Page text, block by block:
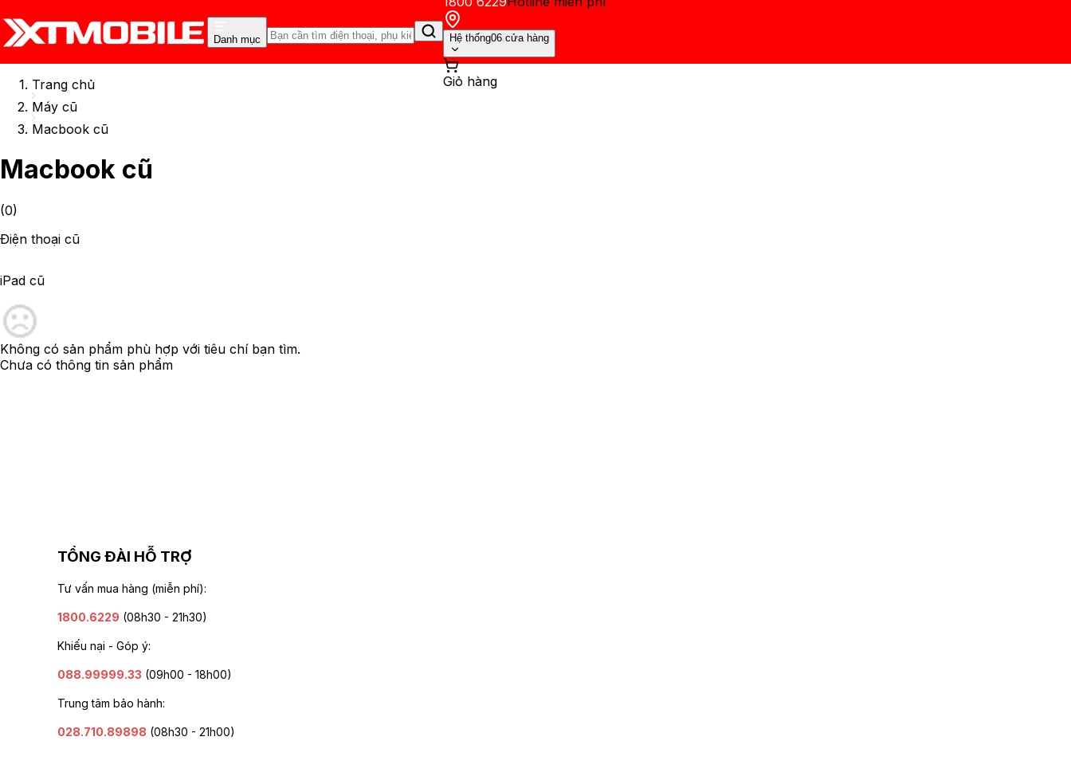
Danh mục Hệ thống06 cửa hàng
Giỏ hàng
Trang chủ
Máy cũ
Macbook cũ
Macbook cũ
(0)
Điện thoại cũ
iPad cũ
Không có sản phẩm phù hợp với tiêu chí bạn tìm.
Chưa có thông tin sản phẩm
TỔNG ĐÀI HỖ TRỢ
Tư vấn mua hàng (miễn phí):
1800.6229 (08h30 - 21h30)
Khiếu nại - Góp ý:
088.99999.33 (09h00 - 18h00)
Trung tâm bảo hành:
028.710.89898 (08h30 - 21h00)